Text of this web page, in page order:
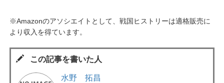
※Amazonのアソシエイトとして、戦国ヒストリーは適格販売に
より収入を得ています。
この記事を書いた人
水野 拓昌